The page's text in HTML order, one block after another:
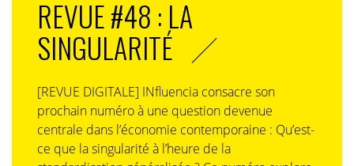
REVUE #48 : LA
SINGULARITÉ
[REVUE DIGITALE] INfluencia consacre son
prochain numéro à une question devenue
centrale dans l’économie contemporaine : Qu’est-
ce que la singularité à l’heure de la